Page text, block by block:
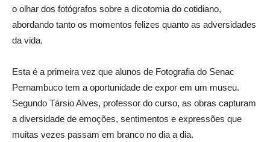
o olhar dos fotógrafos sobre a dicotomia do cotidiano,
abordando tanto os momentos felizes quanto as adversidades
da vida.
Esta é a primeira vez que alunos de Fotografia do Senac
Pernambuco tem a oportunidade de expor em um museu.
Segundo Társio Alves, professor do curso, as obras capturam
a diversidade de emoções, sentimentos e expressões que
muitas vezes passam em branco no dia a dia.